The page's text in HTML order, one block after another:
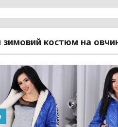
зимовий костюм на